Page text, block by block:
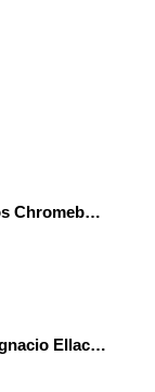
Dale una oportunidad a los Chromebooks y utiliza un proyector para realizar talleres si no tienes pantallas táctiles
Presentación IES CIFPD Ignacio Ellacuría